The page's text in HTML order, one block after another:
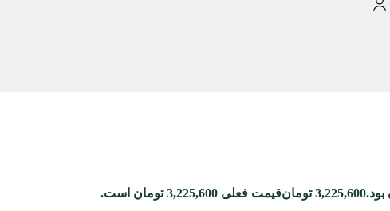
3,225,600 تومانقیمت فعلی 3,225,600 تومان است.